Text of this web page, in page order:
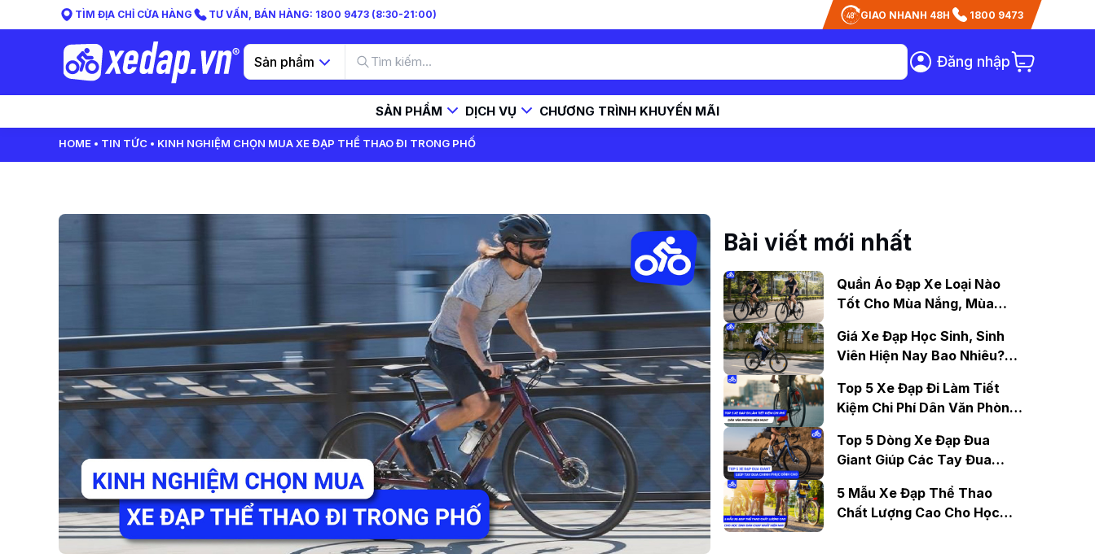
TÌM ĐỊA CHỈ CỬA HÀNG TƯ VẤN, BÁN HÀNG: 1800 9473 (8:30-21:00) GIAO NHANH 48H 1800 9473
Sản phẩm Đăng nhập
SẢN PHẨM DỊCH VỤ CHƯƠNG TRÌNH KHUYẾN MÃI
HOME TIN TỨC KINH NGHIỆM CHỌN MUA XE ĐẠP THỂ THAO ĐI TRONG PHỐ
Bài viết mới nhất
Quần Áo Đạp Xe Loại Nào
Tốt Cho Mùa Nắng, Mùa
Giá Xe Đạp Học Sinh, Sinh
Viên Hiện Nay Bao Nhiêu?
Top 5 Xe Đạp Đi Làm Tiết
Kiệm Chi Phí Dân Văn Phòng
Top 5 Dòng Xe Đạp Đua
Giant Giúp Các Tay Đua
5 Mẫu Xe Đạp Thể Thao
Chất Lượng Cao Cho Học